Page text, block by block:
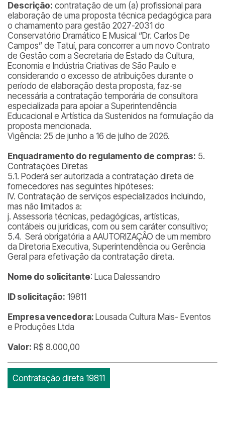
Descrição: contratação de um (a) profissional para
elaboração de uma proposta técnica pedagógica para
o chamamento para gestão 2027-2031 do
Conservatório Dramático E Musical “Dr. Carlos De
Campos” de Tatuí, para concorrer a um novo Contrato
de Gestão com a Secretaria de Estado da Cultura,
Economia e Indústria Criativas de São Paulo e
considerando o excesso de atribuições durante o
período de elaboração desta proposta, faz-se
necessária a contratação temporária de consultora
especializada para apoiar a Superintendência
Educacional e Artística da Sustenidos na formulação da
proposta mencionada.
Vigência: 25 de junho a 16 de julho de 2026.
Enquadramento do regulamento de compras: 5.
Contratações Diretas
5.1. Poderá ser autorizada a contratação direta de
fornecedores nas seguintes hipóteses:
IV. Contratação de serviços especializados incluindo,
mas não limitados a:
j. Assessoria técnicas, pedagógicas, artísticas,
contábeis ou jurídicas, com ou sem caráter consultivo;
5.4. Será obrigatória a AAUTORIZAÇÂO de um membro
da Diretoria Executiva, Superintendência ou Gerência
Geral para efetivação da contratação direta.
Nome do solicitante: Luca Dalessandro
ID solicitação: 19811
Empresa vencedora: Lousada Cultura Mais- Eventos
e Produções Ltda
Valor: R$ 8.000,00
Contratação direta 19811